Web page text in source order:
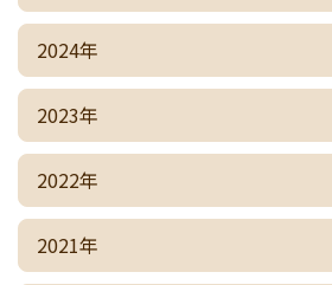
2024年
2023年
2022年
2021年